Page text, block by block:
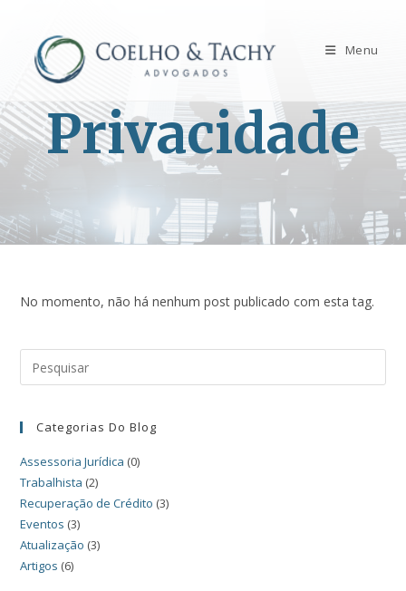
Menu
Privacidade
No momento, não há nenhum post publicado com esta tag.
Categorias Do Blog
Assessoria Jurídica (0)
Trabalhista (2)
Recuperação de Crédito (3)
Eventos (3)
Atualização (3)
Artigos (6)